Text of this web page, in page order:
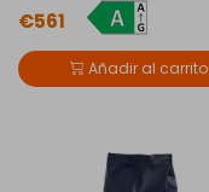
€561
Añadir al carrito